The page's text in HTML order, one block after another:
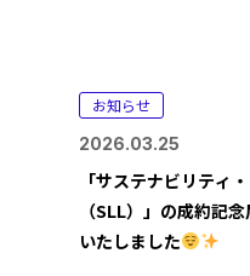
お知らせ
2026.03.25
「サステナビリティ
（SLL）」の成約記
いたしました